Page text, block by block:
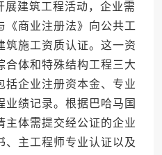
建筑工程活动，企业需
《商业注册法》向公共工
筑施工资质认证。这一资
合体和特殊结构工程三大
括企业注册资本金、专业
绩记录。根据巴哈马国
主体需提交经公证的企业
、主工程师专业认证以及